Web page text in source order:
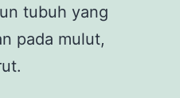
tubuh yang
pada mulut,